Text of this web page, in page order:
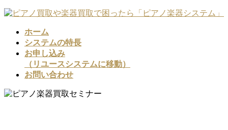
コ
キ
ッ
ナ
に
移
ホーム
システムの特長
お申し込み
（リユースシステムに移動）
お問い合わせ